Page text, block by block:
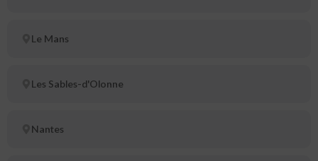
Le Mans
Les Sables-d'Olonne
Nantes